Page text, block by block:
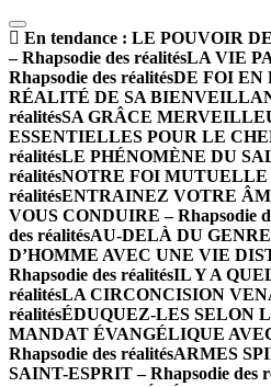
En tendance : LE POUVOIR
– Rhapsodie des réalitésLA VIE
Rhapsodie des réalitésDE FOI EN
RÉALITÉ DE SA
réalitésSA GRÂCE
ESSENTIELLES POUR LE
réalitésLE PHÉNOMÈNE DU
réalitésNOTRE FOI MUTUELLE
réalitésENTRAINEZ VOTRE
VOUS CONDUIRE – Rhapsodie
des réalitésAU-DELÀ DU GENRE
D’HOMME AVEC UNE VIE
Rhapsodie des réalitésIL Y A
réalitésLA CIRCONCISION
réalitésÉDUQUEZ-LES SELON
MANDAT ÉVANGÉLIQUE
Rhapsodie des réalitésARMES
SAINT-ESPRIT – Rhapsodie des